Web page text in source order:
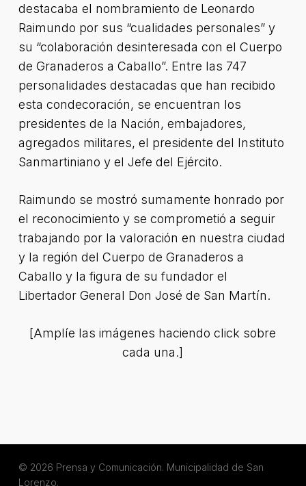
destacaba el nombramiento de Leonardo
Raimundo por sus “cualidades personales” y
su “colaboración desinteresada con el Cuerpo
de Granaderos a Caballo”. Entre las 747
personalidades destacadas que han recibido
esta condecoración, se encuentran los
presidentes de la Nación, embajadores,
agregados militares, el presidente del Instituto
Sanmartiniano y el Jefe del Ejército.
Raimundo se mostró sumamente honrado por
el reconocimiento y se comprometió a seguir
trabajando por la valoración en nuestra ciudad
y la región del Cuerpo de Granaderos a
Caballo y la figura de su fundador el
Libertador General Don José de San Martín.
[Amplíe las imágenes haciendo click sobre
cada una.]
© 2026 Prensa y Comunicación. Municipalidad de San
Lorenzo.